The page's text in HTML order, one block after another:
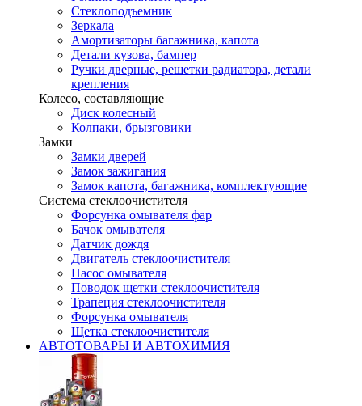
Стеклоподъемник
Зеркала
Амортизаторы багажника, капота
Детали кузова, бампер
Ручки дверные, решетки радиатора, детали
крепления
Колесо, составляющие
Диск колесный
Колпаки, брызговики
Замки
Замки дверей
Замок зажигания
Замок капота, багажника, комплектующие
Система стеклоочистителя
Форсунка омывателя фар
Бачок омывателя
Датчик дождя
Двигатель стеклоочистителя
Насос омывателя
Поводок щетки стеклоочистителя
Трапеция стеклоочистителя
Форсунка омывателя
Щетка стеклоочистителя
АВТОТОВАРЫ И АВТОХИМИЯ